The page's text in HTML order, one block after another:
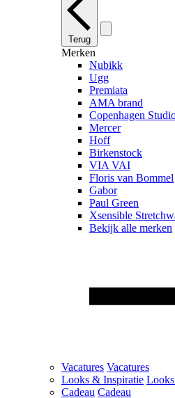
Terug
Merken
Nubikk
Ugg
Premiata
AMA brand
Copenhagen
Mercer
Hoff
Birkenstock
VIA VAI
Floris van Bommel
Gabor
Paul Green
Xsensible
Bekijk alle merken
Vacatures Vacatures
Looks & Inspiratie
Cadeau Cadeau